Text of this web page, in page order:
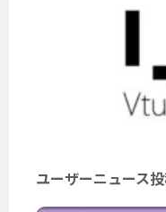
ユーザーニュース